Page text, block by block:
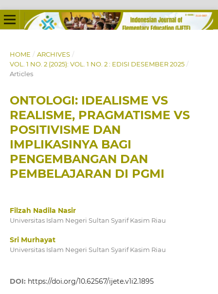
HOME / ARCHIVES /
VOL. 1 NO. 2 (2025): VOL. 1 NO. 2 : EDISI DESEMBER 2025 /
Articles
ONTOLOGI: IDEALISME VS
REALISME, PRAGMATISME VS
POSITIVISME DAN
IMPLIKASINYA BAGI
PENGEMBANGAN DAN
PEMBELAJARAN DI PGMI
Filzah Nadila Nasir
Universitas Islam Negeri Sultan Syarif Kasim Riau
Sri Murhayat
Universitas Islam Negeri Sultan Syarif Kasim Riau
DOI: https://doi.org/10.62567/ijete.v1i2.1895